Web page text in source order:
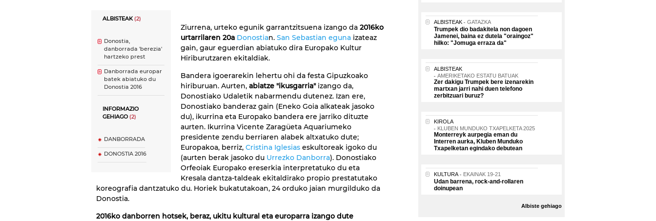
ALBISTEAK(2)
Donostia,
danborrada 'berezia'
hartzeko prest
Danborrada europar
batek abiatuko du
Donostia 2016
INFORMAZIO
GEHIAGO(2)
DANBORRADA
DONOSTIA 2016
Ziurrena, urteko egunik garrantzitsuena izango da 2016ko
urtarrilaren 20a Donostian. San Sebastian eguna izateaz
gain, gaur eguerdian abiatuko dira Europako Kultur
Hiriburutzaren ekitaldiak.
Bandera igoerarekin lehertu ohi da festa Gipuzkoako
hiriburuan. Aurten, abiatze "ikusgarria" izango da,
Donostiako Udaletik nabarmendu dutenez. Izan ere,
Donostiako banderaz gain (Eneko Goia alkateak jasoko
du), ikurrina eta Europako bandera ere jarriko dituzte
aurten. Ikurrina Vicente Zaragüeta Aquariumeko
presidente zendu berriaren alabek altxatuko dute;
Europakoa, berriz, Cristina Iglesias eskultoreak igoko du
(aurten berak jasoko du Urrezko Danborra). Donostiako
Orfeoiak Europako ereserkia interpretatuko du eta
Kresala dantza-taldeak ekitaldirako propio prestatutako
koreografia dantzatuko du. Horiek bukatutakoan, 24 orduko jaian murgilduko da
Donostia.
2016ko danborren hotsek, beraz, ukitu kultural eta europarra izango dute
ALBISTEAK GATAZKA
Trumpek dio badakitela non dagoen
Jamenei, baina ez dutela "oraingoz"
hilko: "Jomuga erraza da"
ALBISTEAK
AMERIKETAKO ESTATU BATUAK
Zer dakigu Trumpek bere izenarekin
martxan jarri nahi duen telefono
zerbitzuari buruz?
KIROLA
KLUBEN MUNDUKO TXAPELKETA 2025
Monterreyk aurpegia eman du
Interren aurka, Kluben Munduko
Txapelketan egindako debutean
KULTURA EKAINAK 19-21
Udan barrena, rock-and-rollaren
doinupean
Albiste gehiago